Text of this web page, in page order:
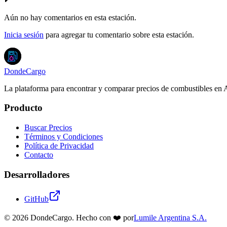
Aún no hay comentarios en esta estación.
Inicia sesión para agregar tu comentario sobre esta estación.
DondeCargo
La plataforma para encontrar y comparar precios de combustibles en
Producto
Buscar Precios
Términos y Condiciones
Política de Privacidad
Contacto
Desarrolladores
GitHub
© 2026 DondeCargo. Hecho con ❤️ porLumile Argentina S.A.